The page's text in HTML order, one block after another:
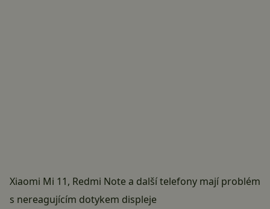
Xiaomi Mi 11, Redmi Note a další telefony mají problém
s nereagujícím dotykem displeje